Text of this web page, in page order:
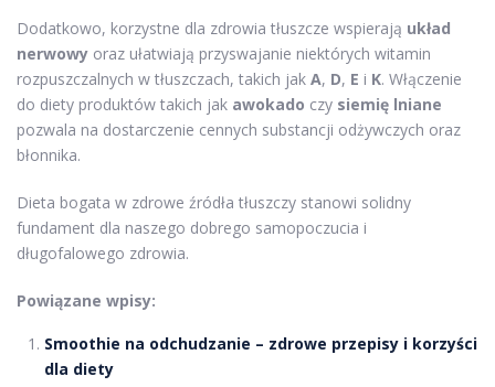
Dodatkowo, korzystne dla zdrowia tłuszcze wspierają układ
nerwowy oraz ułatwiają przyswajanie niektórych witamin
rozpuszczalnych w tłuszczach, takich jak A, D, E i K. Włączenie
do diety produktów takich jak awokado czy siemię lniane
pozwala na dostarczenie cennych substancji odżywczych oraz
błonnika.
Dieta bogata w zdrowe źródła tłuszczy stanowi solidny
fundament dla naszego dobrego samopoczucia i
długofalowego zdrowia.
Powiązane wpisy:
Smoothie na odchudzanie – zdrowe przepisy i korzyści
dla diety